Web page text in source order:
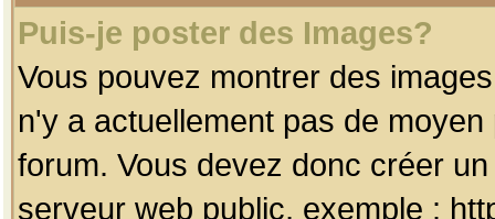
Puis-je poster des Images?
Vous pouvez montrer des
n'y a actuellement pas de
forum. Vous devez donc créer
serveur web public, exemple :